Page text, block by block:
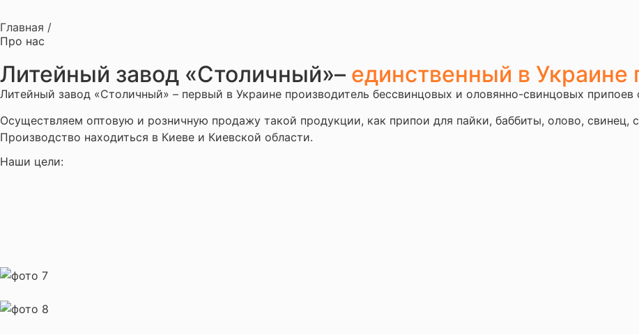
Главная /
Про нас
Литейный завод «Столичный»– единственный в Украине
Литейный завод «Столичный» – первый в Украине производитель бессвинцовых и оловянно-свинцовых
Осуществляем оптовую и розничную продажу такой продукции, как припои для пайки, баббиты, олово, свинец,
Производство находиться в Киеве и Киевской области.
Наши цели: